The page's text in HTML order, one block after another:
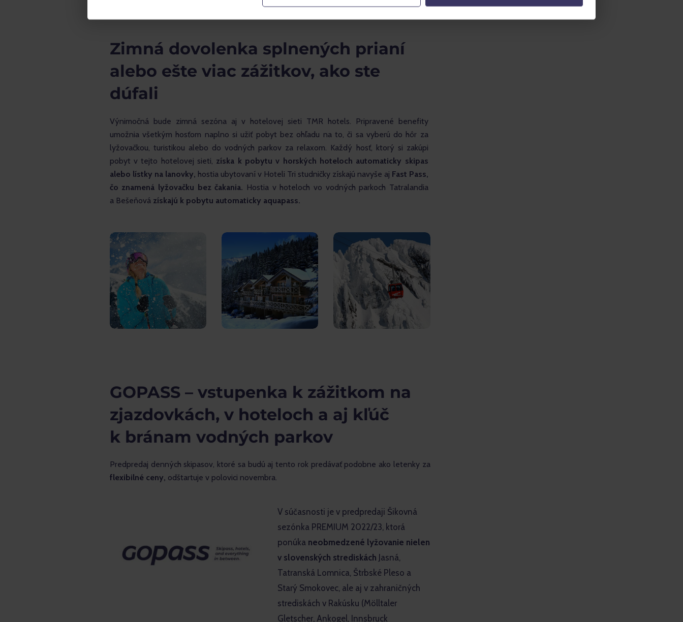
Zimná dovolenka splnených prianí
alebo ešte viac zážitkov, ako ste
dúfali
Výnimočná bude zimná sezóna aj v hotelovej sieti TMR hotels. Pripravené benefity
umožnia všetkým hosťom naplno si užiť pobyt bez ohľadu na to, či sa vyberú do hôr za
lyžovačkou, turistikou alebo do vodných parkov za relaxom. Každý hosť, ktorý si zakúpi
pobyt v tejto hotelovej sieti, získa k pobytu v horských hoteloch automaticky skipas
alebo lístky na lanovky, hostia ubytovaní v Hoteli Tri studničky získajú navyše aj Fast Pass,
čo znamená lyžovačku bez čakania. Hostia v hoteloch vo vodných parkoch Tatralandia
a Bešeňová získajú k pobytu automaticky aquapass.
GOPASS – vstupenka k zážitkom na
zjazdovkách, v hoteloch a aj kľúč
k bránam vodných parkov
Predpredaj denných skipasov, ktoré sa budú aj tento rok predávať podobne ako letenky za
flexibilné ceny, odštartuje v polovici novembra.
V súčasnosti je v predpredaji Šikovná
sezónka PREMIUM 2022/23, ktorá
ponúka neobmedzené lyžovanie nielen
v slovenských strediskách Jasná,
Tatranská Lomnica, Štrbské Pleso a
Starý Smokovec, ale aj v zahraničných
strediskách v Rakúsku (Mölltaler
Gletscher, Ankogel, Innsbruck